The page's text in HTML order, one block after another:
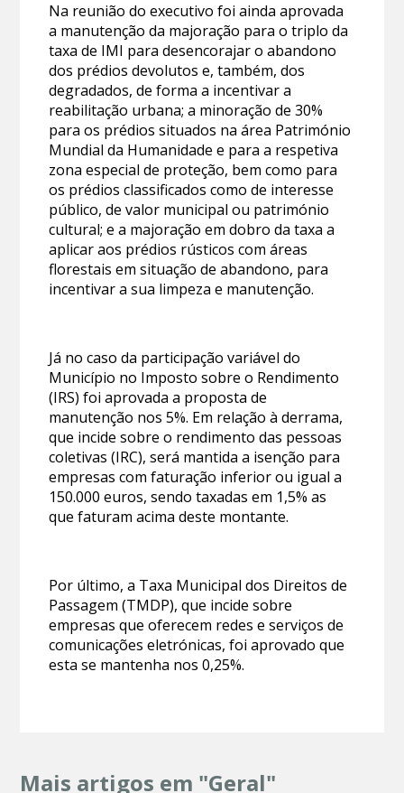
Na reunião do executivo foi ainda aprovada
a manutenção da majoração para o triplo da
taxa de IMI para desencorajar o abandono
dos prédios devolutos e, também, dos
degradados, de forma a incentivar a
reabilitação urbana; a minoração de 30%
para os prédios situados na área Património
Mundial da Humanidade e para a respetiva
zona especial de proteção, bem como para
os prédios classificados como de interesse
público, de valor municipal ou património
cultural; e a majoração em dobro da taxa a
aplicar aos prédios rústicos com áreas
florestais em situação de abandono, para
incentivar a sua limpeza e manutenção.
Já no caso da participação variável do
Município no Imposto sobre o Rendimento
(IRS) foi aprovada a proposta de
manutenção nos 5%. Em relação à derrama,
que incide sobre o rendimento das pessoas
coletivas (IRC), será mantida a isenção para
empresas com faturação inferior ou igual a
150.000 euros, sendo taxadas em 1,5% as
que faturam acima deste montante.
Por último, a Taxa Municipal dos Direitos de
Passagem (TMDP), que incide sobre
empresas que oferecem redes e serviços de
comunicações eletrónicas, foi aprovado que
esta se mantenha nos 0,25%.
Mais artigos em "Geral"